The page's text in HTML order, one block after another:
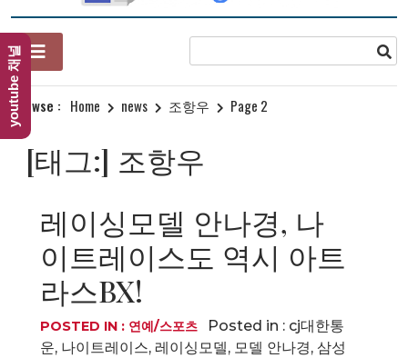
Browse : Home news 조항우 Page 2
[태그:] 조항우
레이싱모델 안나경, 나
이트레이스도 역시 아트
라스BX!
POSTED IN : 연예/스포츠 Posted in : cj대한통
운, 나이트레이스, 레이싱모델, 모델 안나경, 삼성
youtube 채널